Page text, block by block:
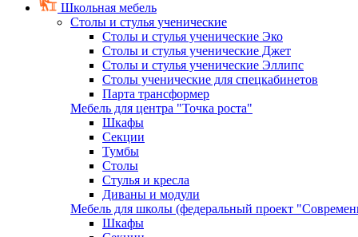
Школьная мебель
Столы и стулья ученические
Столы и стулья ученические Эко
Столы и стулья ученические Джет
Столы и стулья ученические Эллипс
Столы ученические для спецкабинетов
Парта трансформер
Мебель для центра "Точка роста"
Шкафы
Секции
Тумбы
Столы
Стулья и кресла
Диваны и модули
Мебель для школы (федеральный проект
Шкафы